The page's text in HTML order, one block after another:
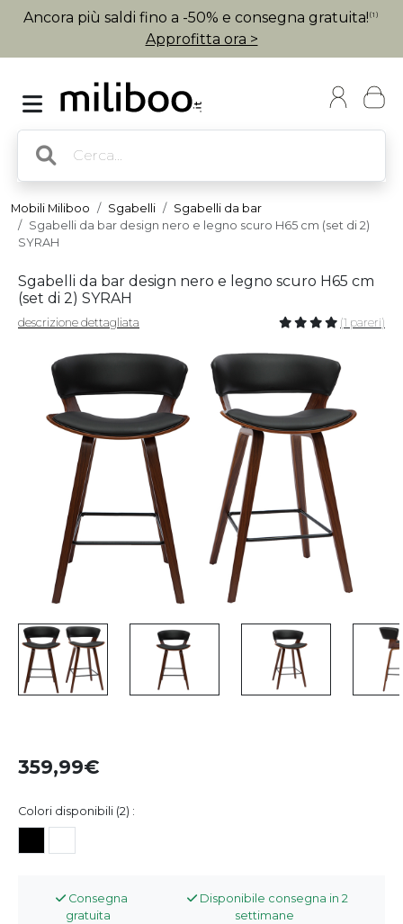
Ancora più saldi fino a -50% e consegna gratuita! (1)
Approfitta ora >
Mobili Miliboo Sgabelli
Sgabelli da bar
Sgabelli da bar design nero e legno scuro H65 cm (set di 2)
SYRAH
Sgabelli da bar design nero e legno scuro H65 cm
(set di 2) SYRAH
descrizione dettagliata (1 pareri)
359,99
Colori disponibili (2) :
Consegna
gratuita
Disponibile consegna in 2
settimane